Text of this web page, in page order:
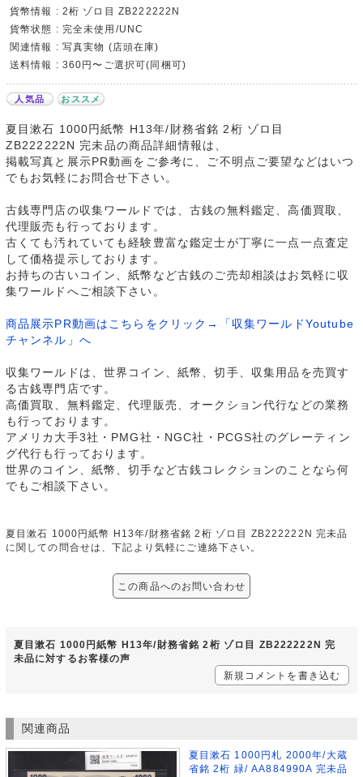
貨幣情報 : 2桁 ゾロ目 ZB222222N
貨幣状態 : 完全未使用/UNC
関連情報 : 写真実物 (店頭在庫)
送料情報 : 360円〜ご選択可(同梱可)
人気品 おススメ
夏目漱石 1000円紙幣 H13年/財務省銘 2桁 ゾロ目
ZB222222N 完未品の商品詳細情報は、
掲載写真と展示PR動画をご参考に、ご不明点ご要望などはいつ
でもお気軽にお問合せ下さい。
古銭専門店の収集ワールドでは、古銭の無料鑑定、高価買取、
代理販売も行っております。
古くても汚れていても経験豊富な鑑定士が丁寧に一点一点査定
して価格提示しております。
お持ちの古いコイン、紙幣など古銭のご売却相談はお気軽に収
集ワールドへご相談下さい。
商品展示PR動画はこちらをクリック→「収集ワールドYoutube
チャンネル」へ
収集ワールドは、世界コイン、紙幣、切手、収集用品を売買す
る古銭専門店です。
高価買取、無料鑑定、代理販売、オークション代行などの業務
も行っております。
アメリカ大手3社・PMG社・NGC社・PCGS社のグレーティン
グ代行も行っております。
世界のコイン、紙幣、切手など古銭コレクションのことなら何
でもご相談下さい。
夏目漱石 1000円紙幣 H13年/財務省銘 2桁 ゾロ目 ZB222222N 完未品
に関しての問合せは、下記より気軽にご連絡下さい。
この商品へのお問い合わせ
夏目漱石 1000円紙幣 H13年/財務省銘 2桁 ゾロ目 ZB222222N 完
未品に対するお客様の声
新規コメントを書き込む
関連商品
夏目漱石 1000円札 2000年/大蔵
省銘 2桁 緑/ AA884990A 完未品